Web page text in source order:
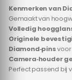
Kenmerken van
Gemaakt van
Volledig
Originele
Diamond‑pins
Camera‑houder
Perfect passend bij